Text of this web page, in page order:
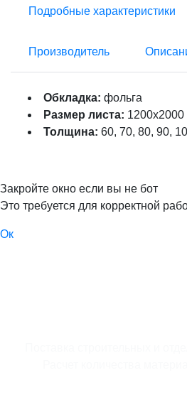
Подробные характеристики
Производитель
Обкладка: фольга
Размер листа:
Толщина: 60, 70, 80, 90,
Закройте окно если вы не бот
Это требуется для корректной
Ок